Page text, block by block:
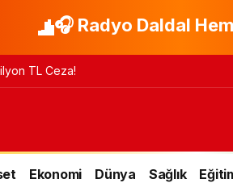
🎧 Radyo Daldal
TL Ceza!
Ekonomi Dünya Sağlık